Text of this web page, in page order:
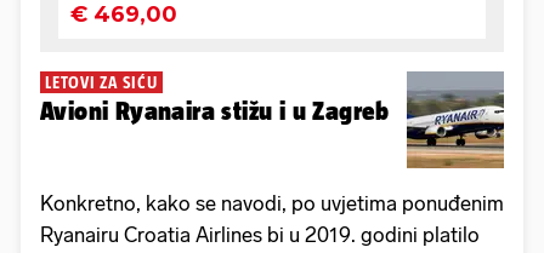
LETOVI ZA SIĆU
Avioni Ryanaira stižu i u Zagreb
Konkretno, kako se navodi, po uvjetima ponuđenim
Ryanairu Croatia Airlines bi u 2019. godini platilo